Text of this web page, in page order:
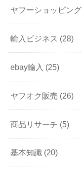
ヤフーショッピング
輸入ビジネス (28)
ebay輸入 (25)
ヤフオク販売 (26)
商品リサーチ (5)
基本知識 (20)